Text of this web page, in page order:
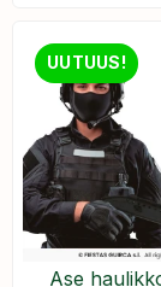
UUTUUS!
Ase